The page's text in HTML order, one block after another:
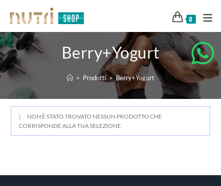
0
Berry+Yogurt
> Prodotti > Berry+Yogurt
NON È STATO TROVATO NESSUN PRODOTTO CHE
CORRISPONDE ALLA TUA SELEZIONE.